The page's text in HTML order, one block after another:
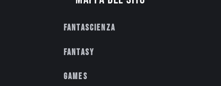
Fantascienza
Fantasy
Games